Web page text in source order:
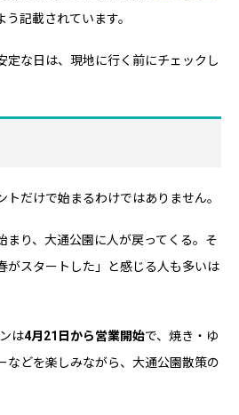
う記載されています。
定な日は、現地に行く前にチェックし
だけで始まるわけではありません。
まり、大通公園に人が戻ってくる。そ
がスタートした」と感じる人も多いは
は4月21日から営業開始で、焼き・ゆ
などを楽しみながら、大通公園散策の